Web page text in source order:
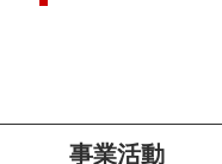
事業活動